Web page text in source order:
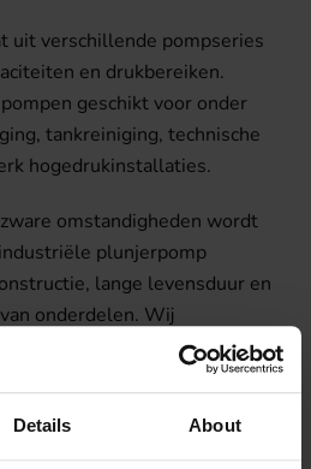
Details About
uit verschillende pompseries
en drukbereiken.
geschikt voor onder
tankreiniging, technische
hogedrukinstallaties.
omstandigheden wordt
plunjerpomp
lange levensduur en
onderdelen. Wij
configuratie, onderhoud en
van zowel nieuwe als